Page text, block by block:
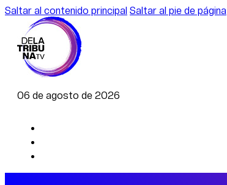
Saltar al contenido principal Saltar al pie de página
06 de agosto de 2026